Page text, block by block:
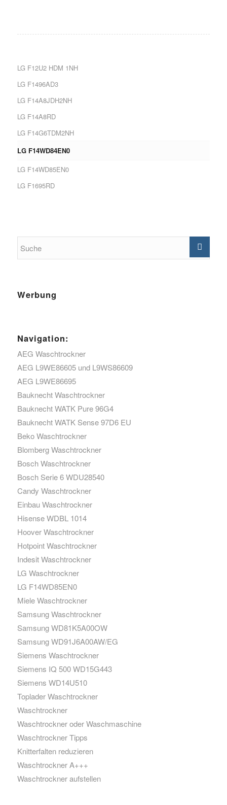
LG F12U2 HDM 1NH
LG F1496AD3
LG F14A8JDH2NH
LG F14A8RD
LG F14G6TDM2NH
LG F14WD84EN0
LG F14WD85EN0
LG F1695RD
Werbung
Navigation:
AEG Waschtrockner
AEG L9WE86605 und L9WS86609
AEG L9WE86695
Bauknecht Waschtrockner
Bauknecht WATK Pure 96G4
Bauknecht WATK Sense 97D6 EU
Beko Waschtrockner
Blomberg Waschtrockner
Bosch Waschtrockner
Bosch Serie 6 WDU28540
Candy Waschtrockner
Einbau Waschtrockner
Hisense WDBL 1014
Hoover Waschtrockner
Hotpoint Waschtrockner
Indesit Waschtrockner
LG Waschtrockner
LG F14WD85EN0
Miele Waschtrockner
Samsung Waschtrockner
Samsung WD81K5A00OW
Samsung WD91J6A00AW/EG
Siemens Waschtrockner
Siemens IQ 500 WD15G443
Siemens WD14U510
Toplader Waschtrockner
Waschtrockner
Waschtrockner oder Waschmaschine
Waschtrockner Tipps
Knitterfalten reduzieren
Waschtrockner A+++
Waschtrockner aufstellen